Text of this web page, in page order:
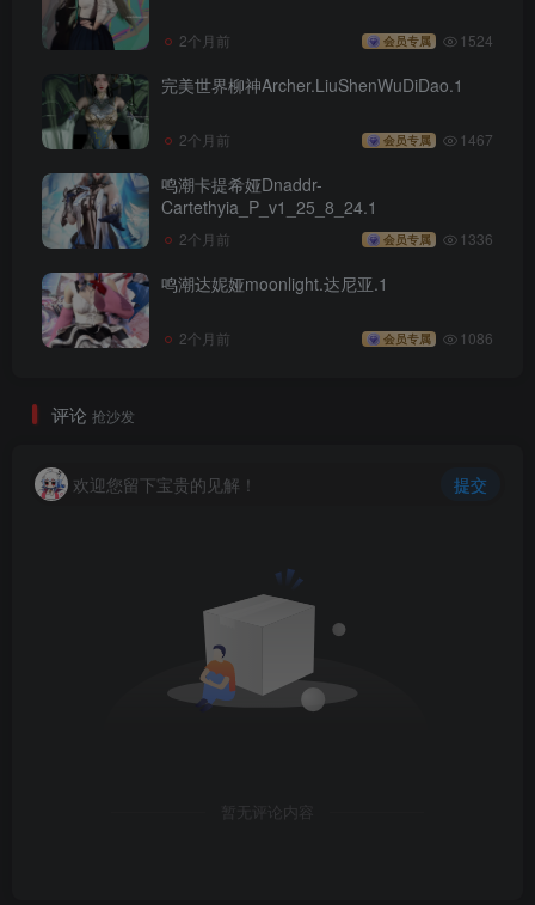
2个月前 会员专属 1524
完美世界柳神Archer.LiuShenWuDiDao.1
2个月前 会员专属 1467
鸣潮卡提希娅Dnaddr-
Cartethyia_P_v1_25_8_24.1
2个月前 会员专属 1336
鸣潮达妮娅moonlight.达尼亚.1
2个月前 会员专属 1086
评论 抢沙发
欢迎您留下宝贵的见解！ 提交
暂无评论内容